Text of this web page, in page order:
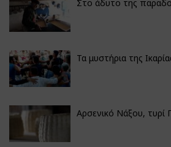
Στο άδυτο της
Τα μυστήρια της
Αρσενικό Νάξου, τυρί